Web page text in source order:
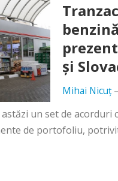
și
Mihai Nicuț
un set de acorduri
de portofoliu,